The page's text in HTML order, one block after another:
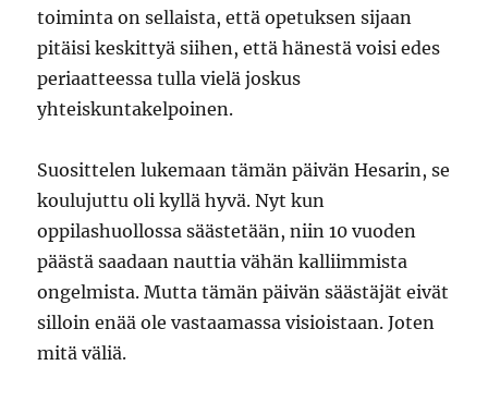
toiminta on sellaista, että opetuksen sijaan
pitäisi keskittyä siihen, että hänestä voisi edes
periaatteessa tulla vielä joskus
yhteiskuntakelpoinen.
Suosittelen lukemaan tämän päivän Hesarin, se
koulujuttu oli kyllä hyvä. Nyt kun
oppilashuollossa säästetään, niin 10 vuoden
päästä saadaan nauttia vähän kalliimmista
ongelmista. Mutta tämän päivän säästäjät eivät
silloin enää ole vastaamassa visioistaan. Joten
mitä väliä.